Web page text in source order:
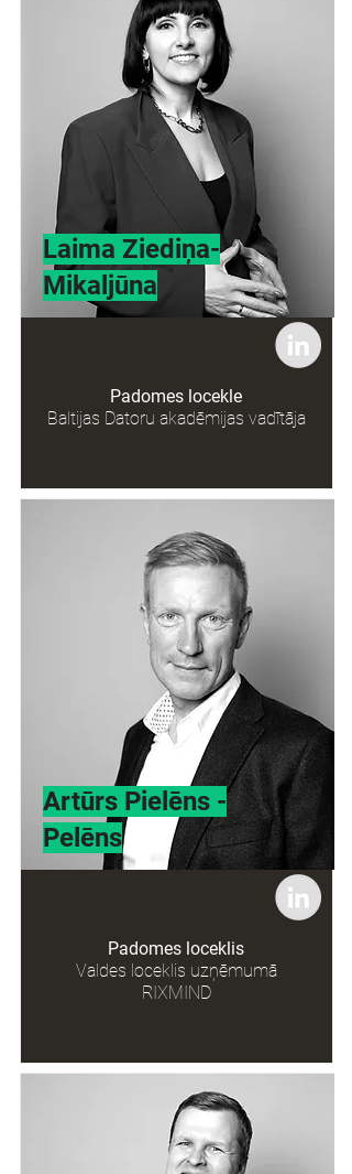
Laima Ziediņa-
Mikaljūna
Padomes locekle
Baltijas Datoru akadēmijas vadītāja
Artūrs Pielēns -
Pelēns
Padomes loceklis
Valdes loceklis uzņēmumā
RIXMIND